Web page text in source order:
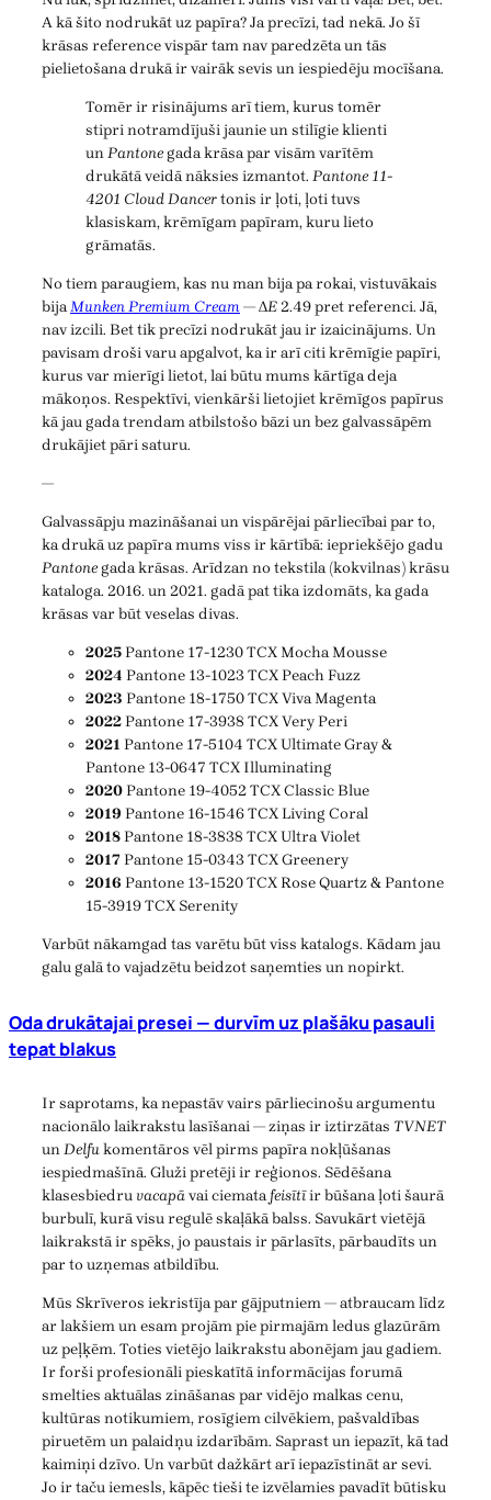
A kā šito nodrukāt uz papīra? Ja precīzi, tad nekā. Jo šī
krāsas reference vispār tam nav paredzēta un tās
pielietošana drukā ir vairāk sevis un iespiedēju mocīšana.
Tomēr ir risinājums arī tiem, kurus tomēr
stipri notramdījuši jaunie un stilīgie klienti
unPantonegada krāsa par visām varītēm
drukātā veidā nāksies izmantot. Pantone 11-
4201 Cloud Dancertonis ir ļoti, ļoti tuvs
klasiskam, krēmīgam papīram, kuru lieto
grāmatās.
No tiem paraugiem, kas nu man bija pa rokai, vistuvākais
bijaMunken Premium Cream— ΔE2.49 pret referenci. Jā,
nav izcili. Bet tik precīzi nodrukāt jau ir izaicinājums. Un
pavisam droši varu apgalvot, ka ir arī citi krēmīgie papīri,
kurus var mierīgi lietot, lai būtu mums kārtīga deja
mākoņos. Respektīvi, vienkārši lietojiet krēmīgos papīrus
kā jau gada trendam atbilstošo bāzi un bez galvassāpēm
drukājiet pāri saturu.
—
Galvassāpju mazināšanai un vispārējai pārliecībai par to,
ka drukā uz papīra mums viss ir kārtībā: iepriekšējo gadu
Pantonegada krāsas. Arīdzan no tekstila (kokvilnas) krāsu
kataloga. 2016. un 2021. gadā pat tika izdomāts, ka gada
krāsas var būt veselas divas.
2025Pantone 17-1230 TCX Mocha Mousse
2024 Pantone 13-1023 TCX Peach Fuzz
2023 Pantone 18-1750 TCX Viva Magenta
2022Pantone 17-3938 TCX Very Peri
2021Pantone 17-5104 TCX Ultimate Gray &
Pantone 13-0647 TCX Illuminating
2020Pantone 19-4052 TCX Classic Blue
2019 Pantone 16-1546 TCX Living Coral
2018Pantone 18-3838 TCX Ultra Violet
2017Pantone 15-0343 TCX Greenery
2016 Pantone 13-1520 TCX Rose Quartz & Pantone
15-3919 TCX Serenity
Varbūt nākamgad tas varētu būt viss katalogs. Kādam jau
galu galā to vajadzētu beidzot saņemties un nopirkt.
Oda drukātajai presei — durvīm uz plašāku pasauli
tepat blakus
Ir saprotams, ka nepastāv vairs pārliecinošu argumentu
nacionālo laikrakstu lasīšanai — ziņas ir iztirzātas TVNET
unDelfukomentāros vēl pirms papīra nokļūšanas
iespiedmašīnā. Gluži pretēji ir reģionos. Sēdēšana
klasesbiedruvacapāvai ciematafeisītīir būšana ļoti šaurā
burbulī, kurā visu regulē skaļākā balss. Savukārt vietējā
laikrakstā ir spēks, jo paustais ir pārlasīts, pārbaudīts un
par to uzņemas atbildību.
Mūs Skrīveros iekristīja par gājputniem — atbraucam līdz
ar lakšiem un esam projām pie pirmajām ledus glazūrām
uz peļķēm. Toties vietējo laikrakstu abonējam jau gadiem.
Ir forši profesionāli pieskatītā informācijas forumā
smelties aktuālas zināšanas par vidējo malkas cenu,
kultūras notikumiem, rosīgiem cilvēkiem, pašvaldības
piruetēm un palaidņu izdarībām. Saprast un iepazīt, kā tad
kaimiņi dzīvo. Un varbūt dažkārt arī iepazīstināt ar sevi.
Jo ir taču iemesls, kāpēc tieši te izvēlamies pavadīt būtisku